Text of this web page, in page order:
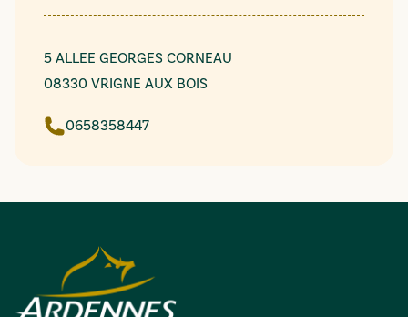
5 ALLEE GEORGES CORNEAU
08330 VRIGNE AUX BOIS
0658358447